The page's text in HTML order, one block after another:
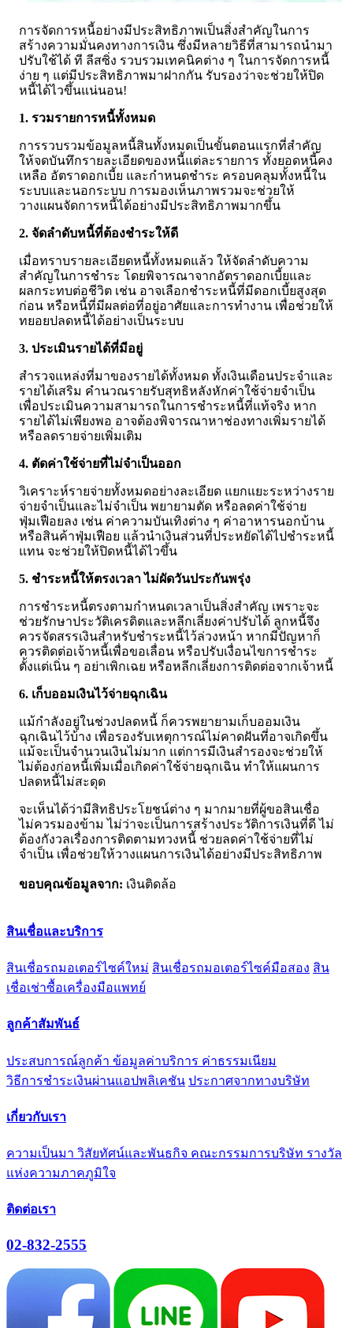
การจัดการหนี้อย่างมีประสิทธิภาพเป็นสิ่งสำคัญในการ
สร้างความมั่นคงทางการเงิน ซึ่งมีหลายวิธีที่สามารถนำมา
ปรับใช้ได้ ที ลีสซิ่ง รวบรวมเทคนิคต่าง ๆ ในการจัดการหนี้
ง่าย ๆ แต่มีประสิทธิภาพมาฝากกัน รับรองว่าจะช่วยให้ปิด
หนี้ได้ไวขึ้นแน่นอน!
1. รวมรายการหนี้ทั้งหมด
การรวบรวมข้อมูลหนี้สินทั้งหมดเป็นขั้นตอนแรกที่สำคัญ
ให้จดบันทึกรายละเอียดของหนี้แต่ละรายการ ทั้งยอดหนี้คง
เหลือ อัตราดอกเบี้ย และกำหนดชำระ ครอบคลุมทั้งหนี้ใน
ระบบและนอกระบบ การมองเห็นภาพรวมจะช่วยให้
วางแผนจัดการหนี้ได้อย่างมีประสิทธิภาพมากขึ้น
2. จัดลำดับหนี้ที่ต้องชำระให้ดี
เมื่อทราบรายละเอียดหนี้ทั้งหมดแล้ว ให้จัดลำดับความ
สำคัญในการชำระ โดยพิจารณาจากอัตราดอกเบี้ยและ
ผลกระทบต่อชีวิต เช่น อาจเลือกชำระหนี้ที่มีดอกเบี้ยสูงสุด
ก่อน หรือหนี้ที่มีผลต่อที่อยู่อาศัยและการทำงาน เพื่อช่วยให้
ทยอยปลดหนี้ได้อย่างเป็นระบบ
3. ประเมินรายได้ที่มีอยู่
สำรวจแหล่งที่มาของรายได้ทั้งหมด ทั้งเงินเดือนประจำและ
รายได้เสริม คำนวณรายรับสุทธิหลังหักค่าใช้จ่ายจำเป็น
เพื่อประเมินความสามารถในการชำระหนี้ที่แท้จริง หาก
รายได้ไม่เพียงพอ อาจต้องพิจารณาหาช่องทางเพิ่มรายได้
หรือลดรายจ่ายเพิ่มเติม
4. ตัดค่าใช้จ่ายที่ไม่จำเป็นออก
วิเคราะห์รายจ่ายทั้งหมดอย่างละเอียด แยกแยะระหว่างราย
จ่ายจำเป็นและไม่จำเป็น พยายามตัด หรือลดค่าใช้จ่าย
ฟุ่มเฟือยลง เช่น ค่าความบันเทิงต่าง ๆ ค่าอาหารนอกบ้าน
หรือสินค้าฟุ่มเฟือย แล้วนำเงินส่วนที่ประหยัดได้ไปชำระหนี้
แทน จะช่วยให้ปิดหนี้ได้ไวขึ้น
5. ชำระหนี้ให้ตรงเวลา ไม่ผัดวันประกันพรุ่ง
การชำระหนี้ตรงตามกำหนดเวลาเป็นสิ่งสำคัญ เพราะจะ
ช่วยรักษาประวัติเครดิตและหลีกเลี่ยงค่าปรับได้ ลูกหนี้จึง
ควรจัดสรรเงินสำหรับชำระหนี้ไว้ล่วงหน้า หากมีปัญหาก็
ควรติดต่อเจ้าหนี้เพื่อขอเลื่อน หรือปรับเงื่อนไขการชำระ
ตั้งแต่เนิ่น ๆ อย่าเพิกเฉย หรือหลีกเลี่ยงการติดต่อจากเจ้าหนี้
6. เก็บออมเงินไว้จ่ายฉุกเฉิน
แม้กำลังอยู่ในช่วงปลดหนี้ ก็ควรพยายามเก็บออมเงิน
ฉุกเฉินไว้บ้าง เพื่อรองรับเหตุการณ์ไม่คาดฝันที่อาจเกิดขึ้น
แม้จะเป็นจำนวนเงินไม่มาก แต่การมีเงินสำรองจะช่วยให้
ไม่ต้องก่อหนี้เพิ่มเมื่อเกิดค่าใช้จ่ายฉุกเฉิน ทำให้แผนการ
ปลดหนี้ไม่สะดุด
จะเห็นได้ว่ามีสิทธิประโยชน์ต่าง ๆ มากมายที่ผู้ขอสินเชื่อ
ไม่ควรมองข้าม ไม่ว่าจะเป็นการสร้างประวัติการเงินที่ดี ไม่
ต้องกังวลเรื่องการติดตามทวงหนี้ ช่วยลดค่าใช้จ่ายที่ไม่
จำเป็น เพื่อช่วยให้วางแผนการเงินได้อย่างมีประสิทธิภาพ
ขอบคุณข้อมูลจาก: เงินติดล้อ
สินเชื่อและบริการ
สินเชื่อรถมอเตอร์ไซค์ใหม่ สินเชื่อรถมอเตอร์ไซค์มือสอง สิน
เชื่อเช่าซื้อเครื่องมือแพทย์
ลูกค้าสัมพันธ์
ประสบการณ์ลูกค้า ข้อมูลค่าบริการ ค่าธรรมเนียม
วิธีการชำระเงินผ่านแอปพลิเคชัน ประกาศจากทางบริษัท
เกี่ยวกับเรา
ความเป็นมา วิสัยทัศน์และพันธกิจ คณะกรรมการบริษัท รางวัล
แห่งความภาคภูมิใจ
ติดต่อเรา
02-832-2555